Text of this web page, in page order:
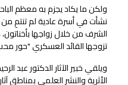
ولكن ما يكاد يجزم به معظم
نشأت في أسرة عادية لم تنتمِ من
الشرف من خلال زواجها بأخناتون،
تزوجها القائد العسكري "حور
ويلقي خبير الآثار الدكتور عبد
الأثرية والنشر العلمي بمناطق آثار